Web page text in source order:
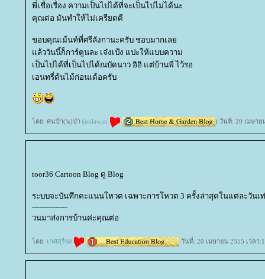
พี่เชื่อเรื่อง ความเป็นไปได้ที่จะเป็นไปไม่ได้นะ
คุณต่อ มันทำให้ไม่เครียดดี
ขอบคุณเม้นท์ที่ศรีลังกานะครับ ชอบมากเล
ล้ววันนี้ก็การ์ตูนละ เจ๋งเป้ง แปะให้แบบความ
เป็นไปได้ที่เป็นไปได้ณบัดนาว อิอิ แต่บ้านพี่ ไว้รอ
เอนทรี่ต้นไม้ก่อนเด้อครับ
ดย: คนบ้า(น)ป่า (nulaw.m ) วันที่: 20 เมษาย
toor36 Cartoon Blog ดู Blog
ระบบจะบันทึกคะแนนโหวต เฉพาะการโหวต 3 ครั้งล่าสุดในแต่ละวันเ
---------------
วนมาส่งการบ้านค่ะคุณต่อ
ดย: เกศสุริยง วันที่: 20 เมษายน 2555 เวลา